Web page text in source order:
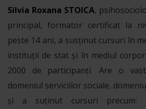
Silvia Roxana STOICA,
principal, formator certificat la
peste 14 ani, a susținut cursuri în
instituții de stat și în mediul
2000 de participanți. Are o
domeniul serviciilor sociale,
și a suținut cursuri precum: